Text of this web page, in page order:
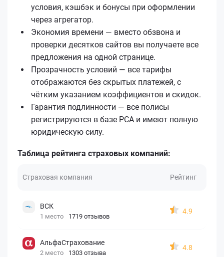
условия, кэшбэк и бонусы при оформлении
через агрегатор.
Экономия времени — вместо обзвона и
проверки десятков сайтов вы получаете все
предложения на одной странице.
Прозрачность условий — все тарифы
отображаются без скрытых платежей, с
чётким указанием коэффициентов и скидок.
Гарантия подлинности — все полисы
регистрируются в базе РСА и имеют полную
юридическую силу.
Таблица рейтинга страховых компаний:
Страховая компания Рейтинг
ВСК
1 место 1719 отзывов
4.9
АльфаСтрахование
2 место 1303 отзыва
4.8